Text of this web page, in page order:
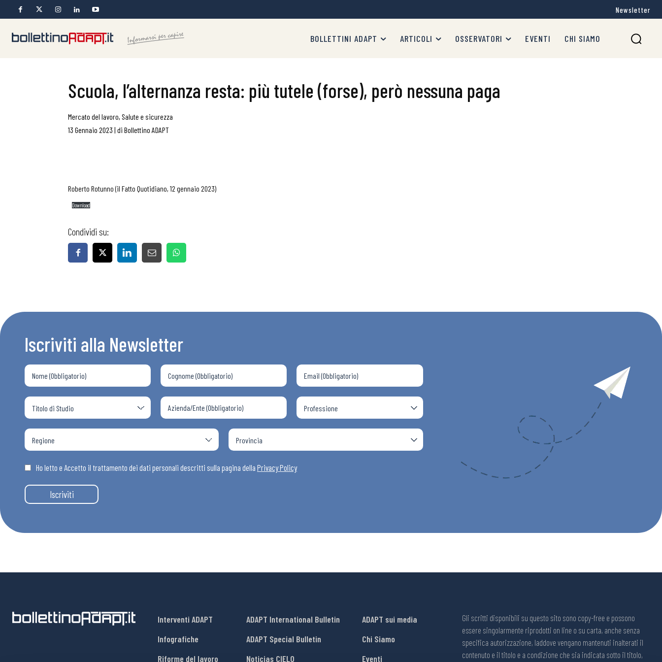
Bollettini ADAPT
Articoli
Osservatori
Newsletter
BOLLETTINI ADAPT ARTICOLI OSSERVATORI EVENTI CHI SIAMO
Scuola, l’alternanza resta: più tutele (forse), però nessuna paga
Mercato del lavoro, Salute e sicurezza
13 Gennaio 2023 | di Bollettino ADAPT
Roberto Rotunno (il Fatto Quotidiano, 12 gennaio 2023)
Download
Condividi su:
Iscriviti alla Newsletter
Ho letto e Accetto il trattamento dei dati personali descritti sulla pagina della Privacy Policy
Iscriviti
Interventi ADAPT
Infografiche
Riforme del lavoro
ADAPT International Bulletin
ADAPT Special Bulletin
Noticias CIELO
ADAPT sui media
Chi Siamo
Eventi
Gli scritti disponibili su questo sito sono copy-free e possono
essere singolarmente riprodotti on line o su carta, anche senza
specifica autorizzazione, laddove vengano mantenuti inalterati il
contenuto e il titolo e a condizione che sia indicata sotto il titolo,